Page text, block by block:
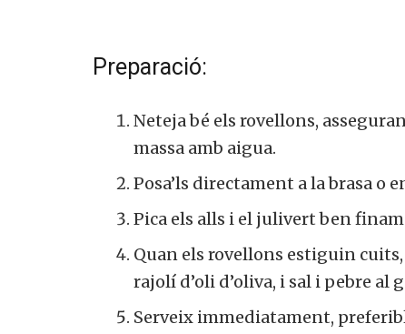
Preparació:
Neteja bé els rovellons,
massa amb aigua.
Posa’ls directament a la brasa o
Pica els alls i el julivert ben
Quan els rovellons estiguin
rajolí d’oli d’oliva, i sal i pebre al
Serveix immediatament,